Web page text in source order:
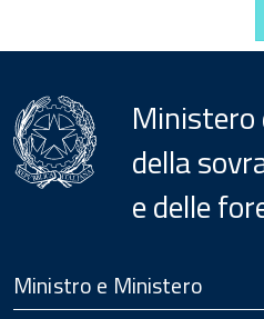
della
e delle
Footer
Ministro e Ministero